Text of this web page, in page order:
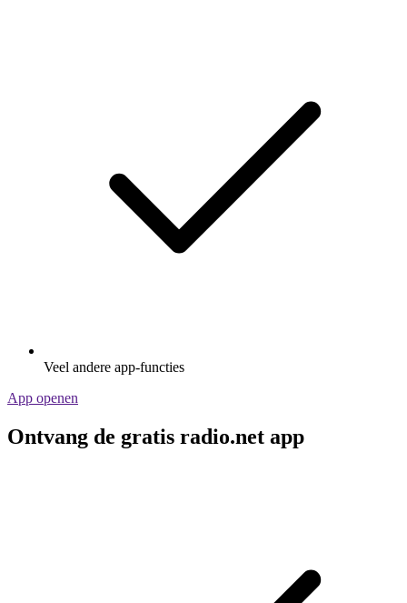
Veel andere app-functies
App openen
Ontvang de gratis radio.net app